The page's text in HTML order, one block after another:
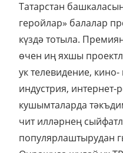
Татарстан
геройлар» балалар
күздә тотыла.
өчен иң яхшы
ук телевидение,
индустрия,
кушымталарда
чит илләрнең
популярлаштырудан